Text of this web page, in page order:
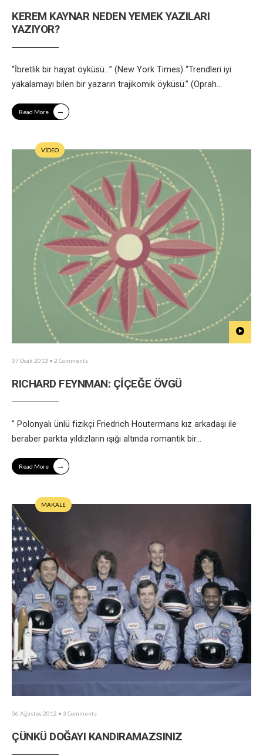
KEREM KAYNAR NEDEN YEMEK YAZILARI
YAZIYOR?
“İbretlik bir hayat öyküsü…” (New York Times) “Trendleri iyi
yakalamayı bilen bir yazarın trajikomik öyküsü.” (Oprah...
Read More →
VİDEO
07 Ocak 2013 • 2 Comments
RICHARD FEYNMAN: ÇİÇEĞE ÖVGÜ
” Polonyalı ünlü fizikçi Friedrich Houtermans kız arkadaşı ile
beraber parkta yıldızların ışığı altında romantik bir...
Read More →
MAKALE
06 Ağustos 2012 • 3 Comments
ÇÜNKÜ DOĞAYI KANDIRAMAZSINIZ